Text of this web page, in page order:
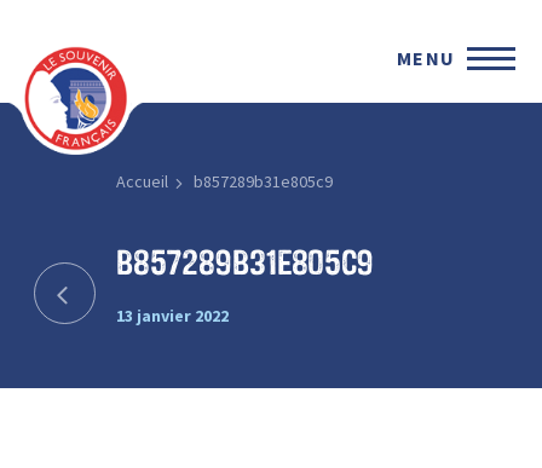
MENU
Accueil b857289b31e805c9
b857289b31e805c9
13 janvier 2022